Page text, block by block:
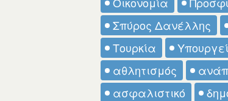
Σπύρος Δανέλλης
Τουρκία
αθλητισμός
ασφαλιστικό